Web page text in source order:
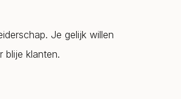
Je gelijk willen
blije klanten.